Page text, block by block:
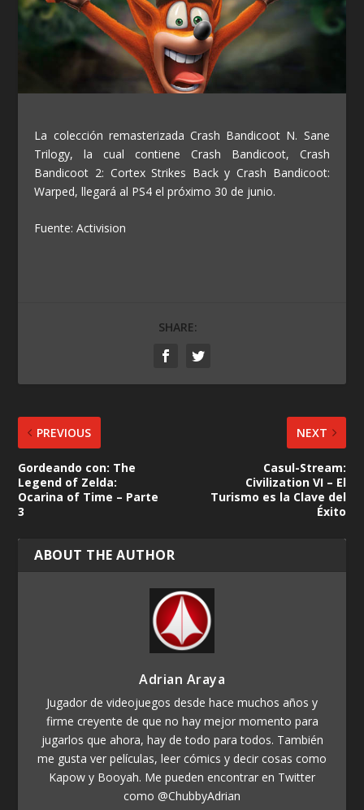
La colección remasterizada Crash Bandicoot N. Sane
Trilogy, la cual contiene Crash Bandicoot, Crash
Bandicoot 2: Cortex Strikes Back y Crash Bandicoot:
Warped, llegará al PS4 el próximo 30 de junio.
Fuente: Activision
SHARE:
PREVIOUS
Gordeando con: The
Legend of Zelda:
Ocarina of Time – Parte
3
NEXT
Casul-Stream:
Civilization VI – El
Turismo es la Clave del
Éxito
ABOUT THE AUTHOR
Adrian Araya
Jugador de videojuegos desde hace muchos años y
firme creyente de que no hay mejor momento para
jugarlos que ahora, hay de todo para todos. También
me gusta ver películas, leer cómics y decir cosas como
Kapow y Booyah. Me pueden encontrar en Twitter
como @ChubbyAdrian